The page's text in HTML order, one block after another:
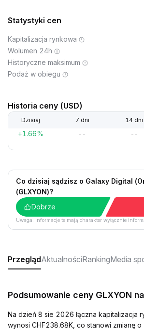
Statystyki cen
Kapitalizacja rynkowa
Wolumen 24h
Historyczne maksimum
Podaż w obiegu
Historia ceny (USD)
Dzisiaj 7 dni 14 dni
+1.66% -- --
Co dzisiaj sądzisz o Galaxy Digital
(GLXYON)?
Dobrze
Uwaga: Informacje te mają charakter wyłącznie
PrzeglądAktualnościRankingMedia
Podsumowanie ceny GLXYON
Na dzień 8 sie 2026 łączna kapitalizacja
wynosi CHF238.68K, co stanowi zmianę